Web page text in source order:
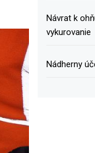
Návrat k
vykurovanie
Nádherny